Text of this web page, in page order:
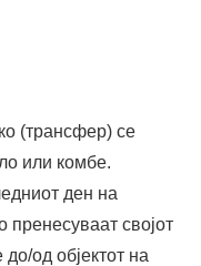
(трансфер) се
или комбе.
ден на
својот
од објектот на